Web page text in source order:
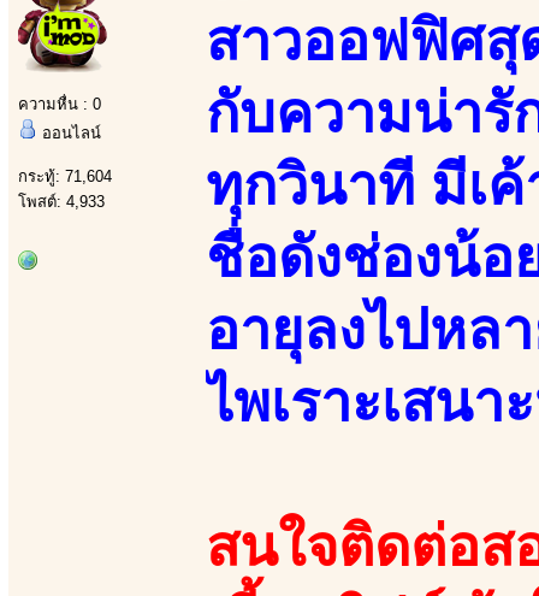
ความหื่น : 0
ออนไลน์
กระทู้: 71,604
โพสต์: 4,933
สาวออฟฟิศสุ
กับความน่ารั
ทุกวินาที มีเ
ชื่อดังช่องน้อ
อายุลงไปหล
ไพเราะเสนา
สนใจติดต่อส